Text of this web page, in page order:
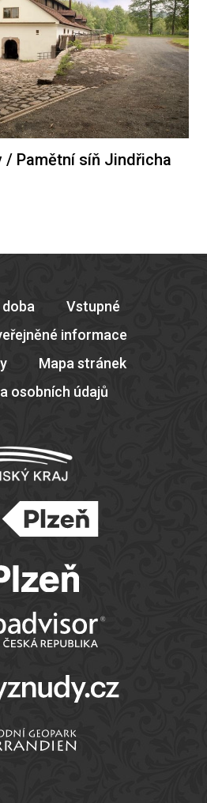
/ Pamětní síň Jindřicha
Vstupné
informace
Mapa stránek
osobních údajů